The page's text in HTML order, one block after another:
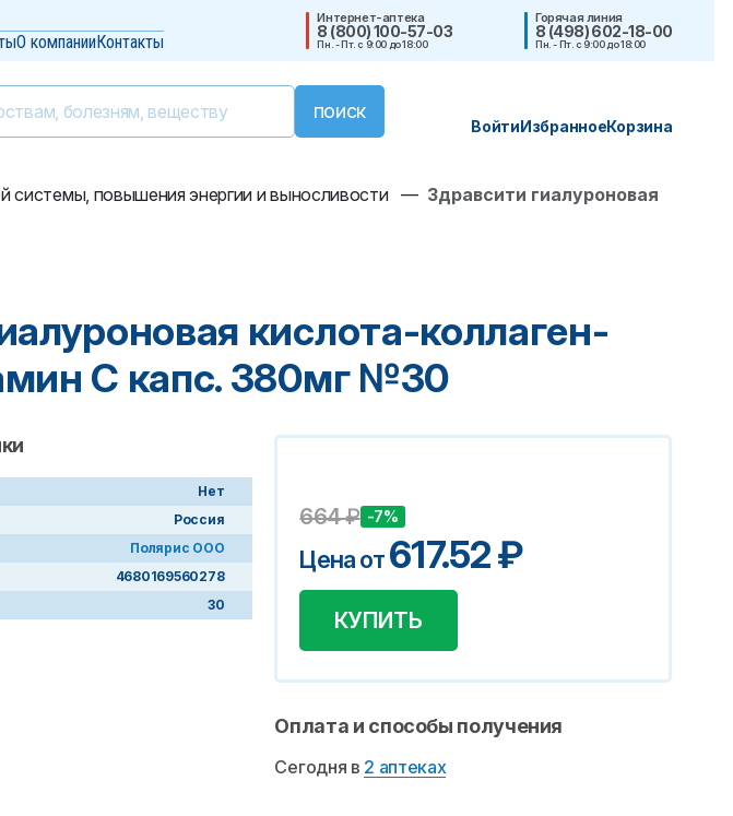
О компанииКонтакты
Интернет-аптека
8 (800) 100-57-03
Пн. - Пт. с 9:00 до 18:00
Горячая линия
8 (498) 602-18-00
Пн. - Пт. с 9:00 до 18:00
ВойтиИзбранноеКорзина
повышения энергии и выносливости — Здравсити гиалуроновая
кислота-коллаген-
С капс. 380мг №30
Нет
Россия
Полярис ООО
4680169560278
30
664₽ -7%
Цена от617.52₽
КУПИТЬ
Оплата и способы получения
Сегодня в 2 аптеках